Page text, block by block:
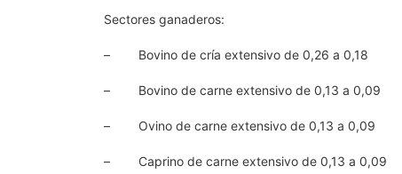
Sectores ganaderos:
– Bovino de cría extensivo de 0,26 a 0,18
– Bovino de carne extensivo de 0,13 a 0,09
– Ovino de carne extensivo de 0,13 a 0,09
– Caprino de carne extensivo de 0,13 a 0,09